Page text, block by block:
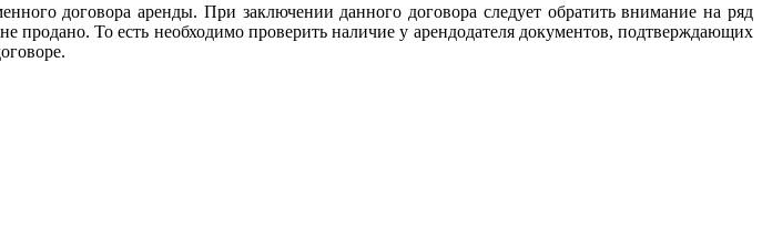
договора аренды. При заключении данного договора следует обратить внимание на ряд
То есть необходимо проверить наличие у арендодателя документов, подтверждающих